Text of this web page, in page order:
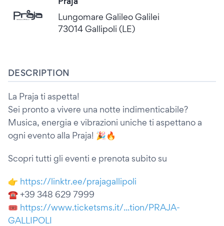
Lungomare Galileo Galilei
73014 Gallipoli (LE)
DESCRIPTION
La Praja ti aspetta!
Sei pronto a vivere una notte indimenticabile?
Musica, energia e vibrazioni uniche ti aspettano a
ogni evento alla Praja! 🎉🔥
Scopri tutti gli eventi e prenota subito su
👉 https://linktr.ee/prajagallipoli
☎ +39 348 629 7999
🎟 https://www.ticketsms.it/...tion/PRAJA-
GALLIPOLI